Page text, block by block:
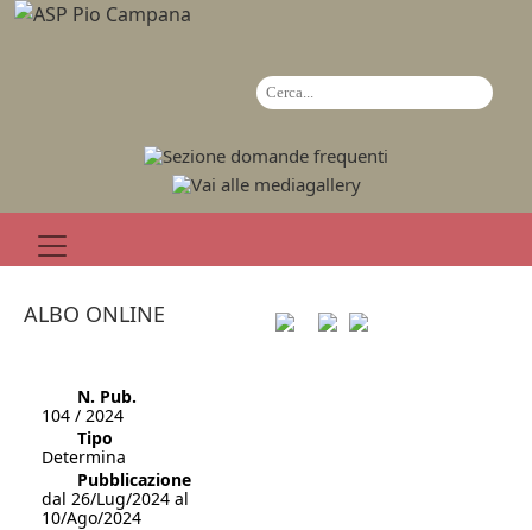
ALBO ONLINE
N. Pub.
104 / 2024
Tipo
Determina
Pubblicazione
dal 26/Lug/2024 al
10/Ago/2024